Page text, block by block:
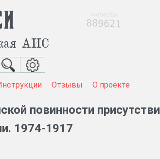
АИС
Отзывы О проекте
повинности
1974-1917
889621